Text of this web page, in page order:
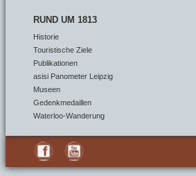
RUND UM 1813
Historie
Touristische Ziele
Publikationen
asisi Panometer Leipzig
Museen
Gedenkmedaillen
Waterloo-Wanderung